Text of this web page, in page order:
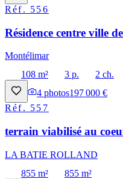
Réf. 556
Résidence centre ville
Montélimar
108 m²
3 p.
2 ch.
4 photos197 000 €
Réf. 557
terrain viabilisé au
LA BATIE ROLLAND
855 m²
855 m²